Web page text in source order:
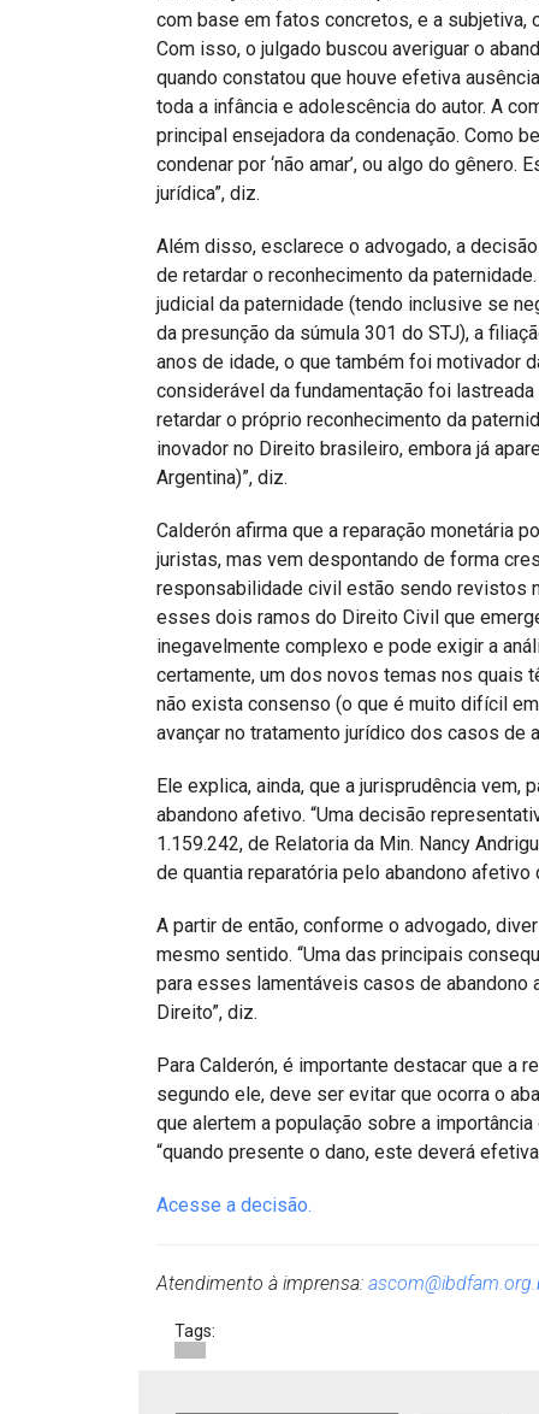
com base em fatos concretos, e a subjetiva,
Com isso, o julgado buscou averiguar o
quando constatou que houve efetiva
toda a infância e adolescência do autor. A
principal ensejadora da condenação. Como
condenar por ‘não amar’, ou algo do
jurídica”, diz.
Além disso, esclarece o advogado, a
de retardar o reconhecimento da
judicial da paternidade (tendo inclusive se
da presunção da súmula 301 do STJ), a
anos de idade, o que também foi motivador
considerável da fundamentação foi
retardar o próprio reconhecimento da
inovador no Direito brasileiro, embora já
Argentina)”, diz.
Calderón afirma que a reparação monetária
juristas, mas vem despontando de forma
responsabilidade civil estão sendo revistos
esses dois ramos do Direito Civil que
inegavelmente complexo e pode exigir a
certamente, um dos novos temas nos quais
não exista consenso (o que é muito difícil
avançar no tratamento jurídico dos casos de
Ele explica, ainda, que a jurisprudência vem,
abandono afetivo. “Uma decisão
1.159.242, de Relatoria da Min. Nancy
de quantia reparatória pelo abandono afetivo
A partir de então, conforme o advogado,
mesmo sentido. “Uma das principais
para esses lamentáveis casos de
Direito”, diz.
Para Calderón, é importante destacar que a
segundo ele, deve ser evitar que ocorra o
que alertem a população sobre a
“quando presente o dano, este deverá
Acesse a decisão.
Atendimento à imprensa:
Tags: